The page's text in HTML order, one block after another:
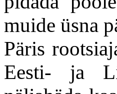
muide üsna
Päris
Eesti- ja